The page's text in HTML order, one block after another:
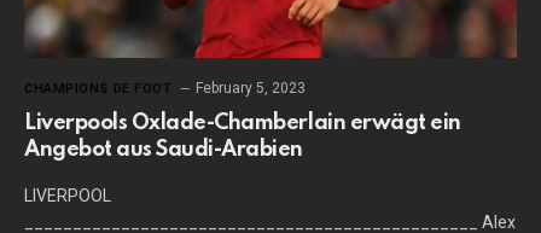
CHAMPIONS DE FOOT February 5, 2023
Liverpools Oxlade-Chamberlain erwägt ein
Angebot aus Saudi-Arabien
LIVERPOOL
_______________________________________________ Alex